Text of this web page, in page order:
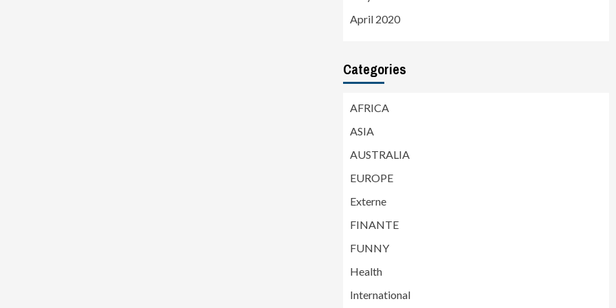
April 2020
Categories
AFRICA
ASIA
AUSTRALIA
EUROPE
Externe
FINANTE
FUNNY
Health
International